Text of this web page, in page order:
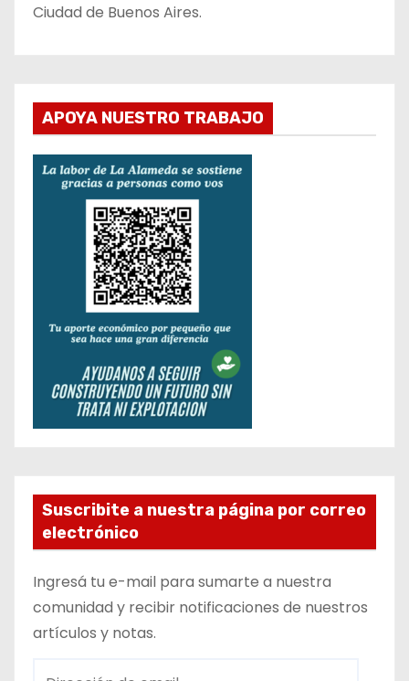
Ciudad de Buenos Aires.
APOYA NUESTRO TRABAJO
Suscribite a nuestra página por correo
electrónico
Ingresá tu e-mail para sumarte a nuestra
comunidad y recibir notificaciones de nuestros
artículos y notas.